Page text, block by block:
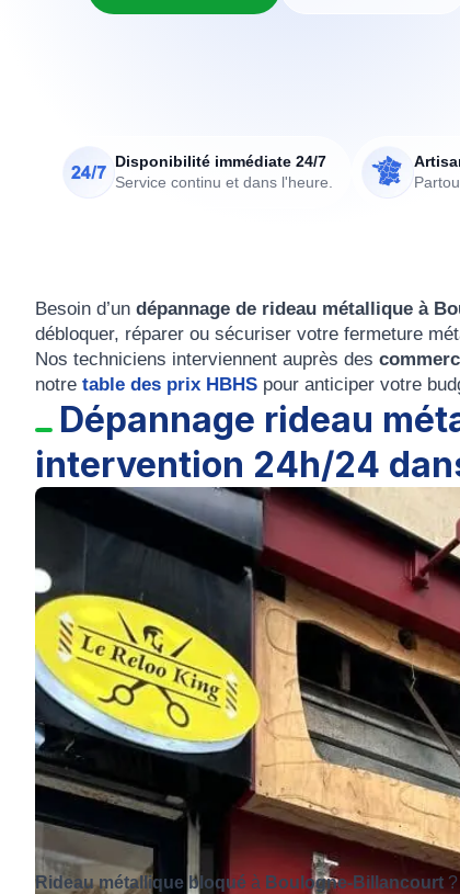
Disponibilité immédiate 24/7
Service continu et dans l'heure.
Besoin d’un dépannage de rideau métallique à
débloquer, réparer ou sécuriser votre fermeture
Nos techniciens interviennent auprès des
notre table des prix HBHS pour anticiper votre
Dépannage rideau
intervention 24h/24
Rideau métallique bloqué à Boulogne-Billancourt ?